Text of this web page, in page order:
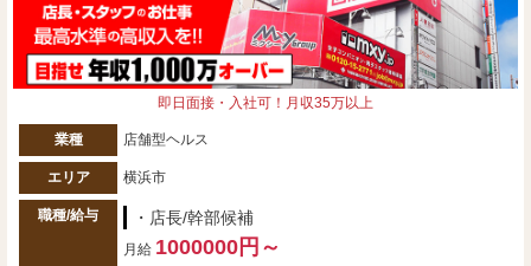
即日面接・入社可！月収35万以上
業種 店舗型ヘルス
エリア 横浜市
職種/給与 ・店長/幹部候補
月給 1000000円～